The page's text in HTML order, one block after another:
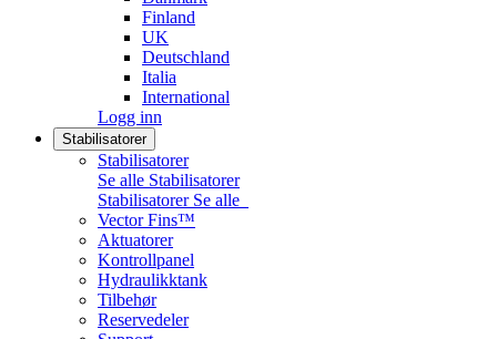
Finland
UK
Deutschland
Italia
International
Logg inn
Stabilisatorer
Stabilisatorer
Se alle Stabilisatorer
Stabilisatorer Se alle
Vector Fins™
Aktuatorer
Kontrollpanel
Hydraulikktank
Tilbehør
Reservedeler